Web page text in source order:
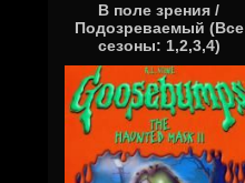
В поле зрения /
Подозреваемый (Все
сезоны: 1,2,3,4)